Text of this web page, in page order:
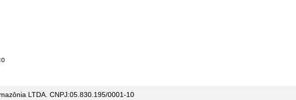
LTDA. CNPJ:05.830.195/0001-10